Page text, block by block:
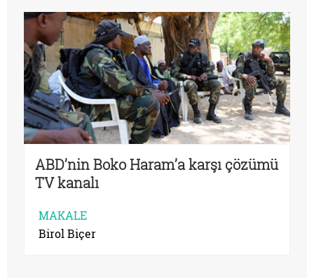
ABD’nin Boko Haram’a karşı çözümü
TV kanalı
MAKALE
Birol Biçer